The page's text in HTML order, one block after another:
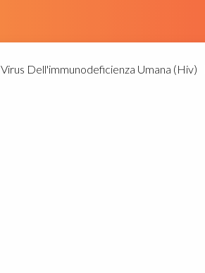
Virus Dell'immunodeficienza Umana (Hiv)